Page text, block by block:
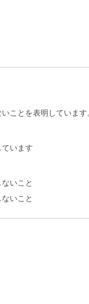
ピア)、ILS (イスラエ
)、MAD (モロッコ
クローネ)、NZD (ニ
供託金として預けられ
ことを表明していま
います
いこと
いこと